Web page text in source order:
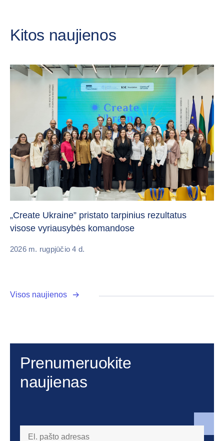
Kitos naujienos
„Create Ukraine” pristato tarpinius rezultatus
visose vyriausybės komandose
2026 m. rugpjūčio 4 d.
Visos naujienos
Prenumeruokite
naujienas